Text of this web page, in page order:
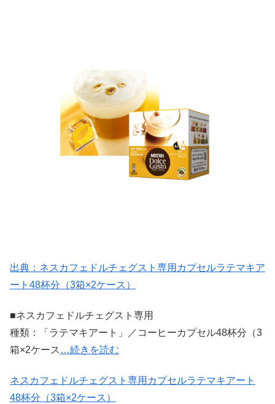
出典：ネスカフェドルチェグスト専用カプセルラテマキア
ート48杯分（3箱×2ケース）
■ネスカフェドルチェグスト専用
種類：「ラテマキアート」／コーヒーカプセル48杯分（3
箱×2ケース …続きを読む
ネスカフェドルチェグスト専用カプセルラテマキアート
48杯分（3箱×2ケース）